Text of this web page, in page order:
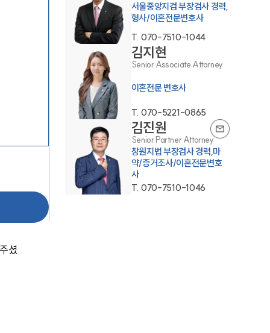
부소개
부소개
셨
서울중앙지검 부장검사 경력,
형사/이혼전문변호사
T. 070-7510-1044
김지현
Senior Associate Attorney
이혼전문 변호사
T. 070-5221-0865
김진원
Senior Partner Attorney
창원지법 부장검사 경력,마
약/증거조사/이혼전문변호
사
T. 070-7510-1046